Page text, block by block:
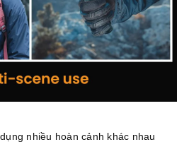
nhiều hoàn cảnh khác nhau